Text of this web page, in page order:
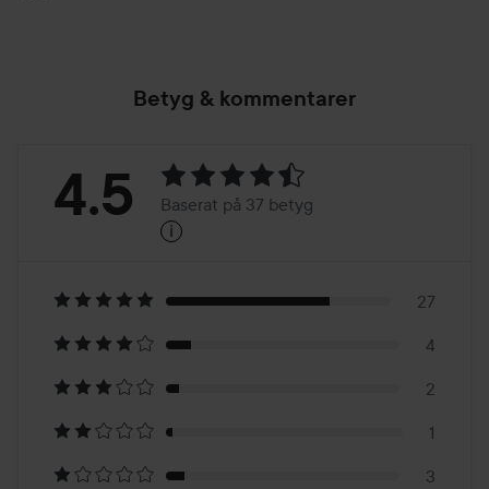
Betyg & kommentarer
Betyg:
Baserat
på
37
betyg
4.5 Baserat på 37 betyg
i
27
4
2
1
3